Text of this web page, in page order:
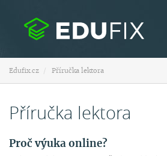
Edufix.cz Příručka lektora
Příručka lektora
Proč výuka online?